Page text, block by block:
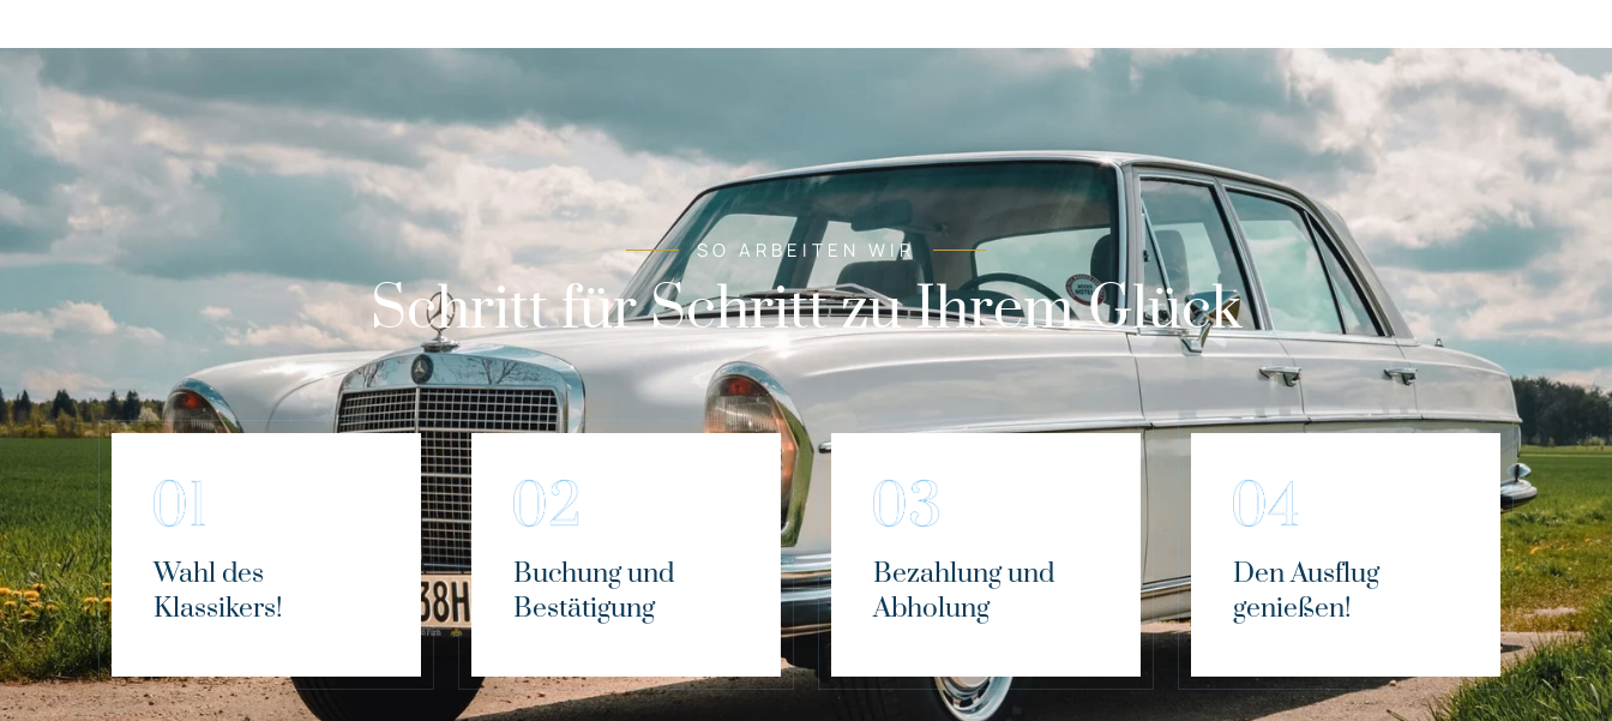
SO ARBEITEN WIR
Schritt für Schritt zu Ihrem Glück
Wahl des
Klassikers!
Buchung und
Bestätigung
Bezahlung und
Abholung
Den Ausflug
genießen!